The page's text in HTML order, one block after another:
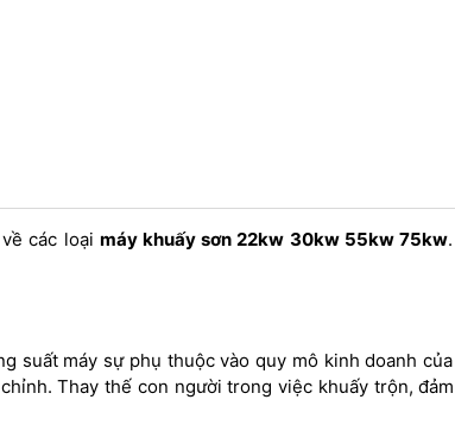
các loại máy khuấy sơn 22kw 30kw 55kw 75kw
suất máy sự phụ thuộc vào quy mô kinh doanh
Thay thế con người trong việc khuấy trộn,